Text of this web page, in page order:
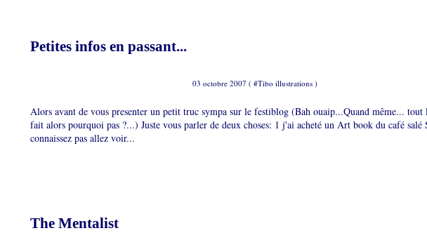
Petites infos en passant...
03 octobre 2007 ( #Tibo illustrations )
Alors avant de vous presenter un petit truc sympa sur le festiblog (Bah ouaip...Quand même... tout
fait alors pourquoi pas ?...) Juste vous parler de deux choses: 1 j'ai acheté un Art book du café salé
connaissez pas allez voir...
The Mentalist